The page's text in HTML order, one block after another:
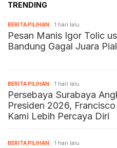
TRENDING
BERITA PILIHAN 1 hari lalu
Pesan Manis Igor Tolic
Bandung Gagal Juara
BERITA PILIHAN 1 hari lalu
Persebaya Surabaya
Presiden 2026,
Kami Lebih Percaya Diri
BERITA PILIHAN 1 hari lalu